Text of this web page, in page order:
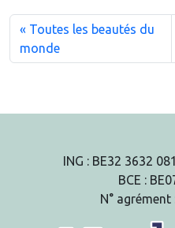
Toutes les beautés du
monde
ING : BE32 3632
BCE :
N° agrément